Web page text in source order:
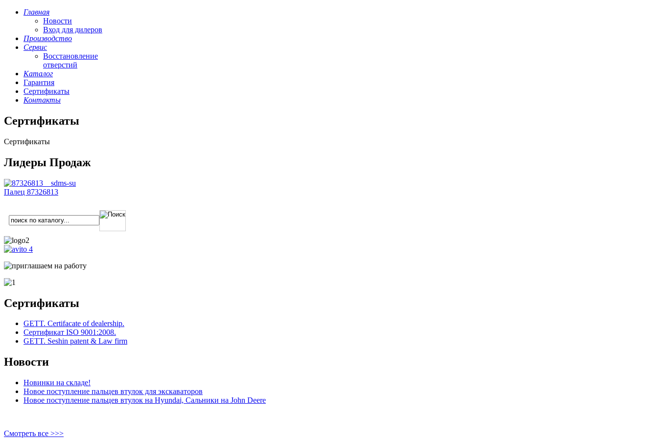
Главная
Новости
Вход для дилеров
Производство
Сервис
Восстановление
отверстий
Каталог
Гарантия
Сертификаты
Контакты
Сертификаты
Сертификаты
Лидеры Продаж
Палец 87326813
Сертификаты
GETT. Certifacate of dealership.
Сертификат ISO 9001:2008.
GETT. Seshin patent & Law firm
Новости
Новинки на складе!
Новое поступление пальцев втулок для экскаваторов
Новое поступление пальцев втулок на Hyundai, Сальники на John Deere
Смотреть все >>>